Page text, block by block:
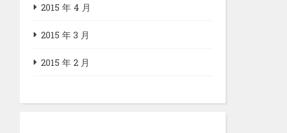
2015 年 4 月
2015 年 3 月
2015 年 2 月